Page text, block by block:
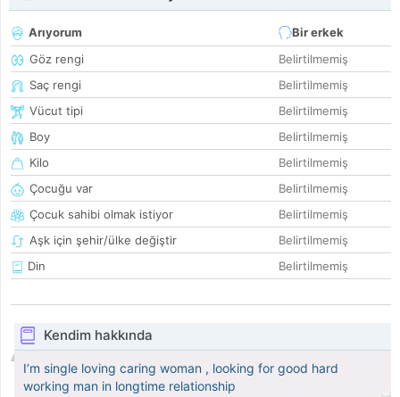
Arıyorum
Bir erkek
Göz rengi
Belirtilmemiş
Saç rengi
Belirtilmemiş
Vücut tipi
Belirtilmemiş
Boy
Belirtilmemiş
Kilo
Belirtilmemiş
Çocuğu var
Belirtilmemiş
Çocuk sahibi olmak istiyor
Belirtilmemiş
Aşk için şehir/ülke değiştir
Belirtilmemiş
Din
Belirtilmemiş
Kendim hakkında
I’m single loving caring woman , looking for good hard
working man in longtime relationship